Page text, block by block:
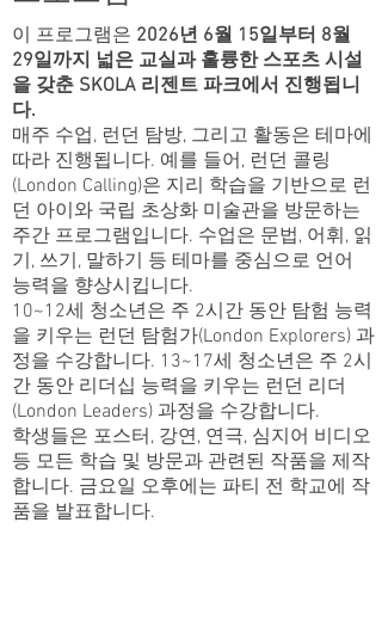
이 프로그램은 2026년 6월 15일부터 8월
29일까지 넓은 교실과 훌륭한 스포츠 시설
을 갖춘 SKOLA 리젠트 파크에서 진행됩니
다.
매주 수업, 런던 탐방, 그리고 활동은 테마에
따라 진행됩니다. 예를 들어, 런던 콜링
(London Calling)은 지리 학습을 기반으로 런
던 아이와 국립 초상화 미술관을 방문하는
주간 프로그램입니다. 수업은 문법, 어휘, 읽
기, 쓰기, 말하기 등 테마를 중심으로 언어
능력을 향상시킵니다.
10~12세 청소년은 주 2시간 동안 탐험 능력
을 키우는 런던 탐험가(London Explorers) 과
정을 수강합니다. 13~17세 청소년은 주 2시
간 동안 리더십 능력을 키우는 런던 리더
(London Leaders) 과정을 수강합니다.
학생들은 포스터, 강연, 연극, 심지어 비디오
등 모든 학습 및 방문과 관련된 작품을 제작
합니다. 금요일 오후에는 파티 전 학교에 작
품을 발표합니다.